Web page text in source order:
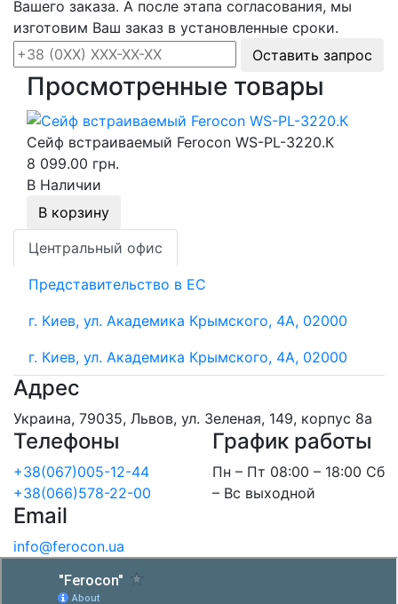
Вашего заказа. А после этапа согласования, мы
изготовим Ваш заказ в установленные сроки.
Оставить запрос
Просмотренные товары
Сейф встраиваемый Ferocon WS-PL-3220.К
8 099.00 грн.
В Наличии
В корзину
Центральный офис
Представительство в ЕС
г. Киев, ул. Академика Крымского, 4А, 02000
г. Киев, ул. Академика Крымского, 4А, 02000
Адрес
Украина, 79035, Львов, ул. Зеленая, 149, корпус 8а
Телефоны
+38(067)005-12-44
+38(066)578-22-00
График работы
Пн – Пт 08:00 – 18:00 Сб
– Вс выходной
Email
info@ferocon.ua